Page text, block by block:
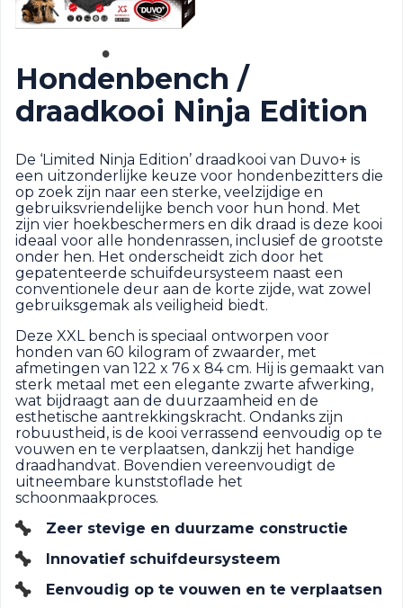
Hondenbench /
draadkooi Ninja Edition
De ‘Limited Ninja Edition’ draadkooi van Duvo+ is
een uitzonderlijke keuze voor hondenbezitters die
op zoek zijn naar een sterke, veelzijdige en
gebruiksvriendelijke bench voor hun hond. Met
zijn vier hoekbeschermers en dik draad is deze kooi
ideaal voor alle hondenrassen, inclusief de grootste
onder hen. Het onderscheidt zich door het
gepatenteerde schuifdeursysteem naast een
conventionele deur aan de korte zijde, wat zowel
gebruiksgemak als veiligheid biedt.
Deze XXL bench is speciaal ontworpen voor
honden van 60 kilogram of zwaarder, met
afmetingen van 122 x 76 x 84 cm. Hij is gemaakt van
sterk metaal met een elegante zwarte afwerking,
wat bijdraagt aan de duurzaamheid en de
esthetische aantrekkingskracht. Ondanks zijn
robuustheid, is de kooi verrassend eenvoudig op te
vouwen en te verplaatsen, dankzij het handige
draadhandvat. Bovendien vereenvoudigt de
uitneembare kunststoflade het
schoonmaakproces.
Zeer stevige en duurzame constructie
Innovatief schuifdeursysteem
Eenvoudig op te vouwen en te verplaatsen